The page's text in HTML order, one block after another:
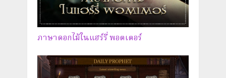
ภาษาดอกไม้ในแฮร์รี่ พอตเตอร์